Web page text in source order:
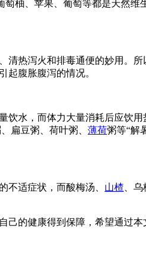
柚、苹果、葡萄等都是天然维
清热泻火和排毒通便的妙用。
起腹胀腹泻的情况。
水，而体力大量消耗后应饮
扁豆粥、荷叶粥、 薄荷粥等“解
不适症状，而酸梅汤、 山楂 、乌
的健康得到保障，希望通过本